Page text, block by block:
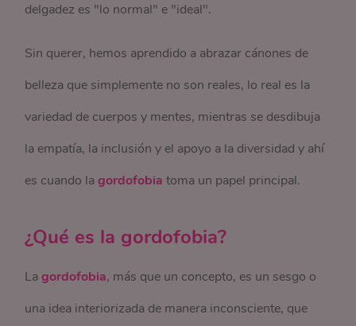
delgadez es "lo normal" e "ideal".
Sin querer, hemos aprendido a abrazar cánones de
belleza que simplemente no son reales, lo real es la
variedad de cuerpos y mentes, mientras se desdibuja
la empatía, la inclusión y el apoyo a la diversidad y ahí
es cuando lagordofobiatoma un papel principal.
¿Qué es la gordofobia?
La gordofobia, más que un concepto, es un sesgo o
una idea interiorizada de manera inconsciente, que